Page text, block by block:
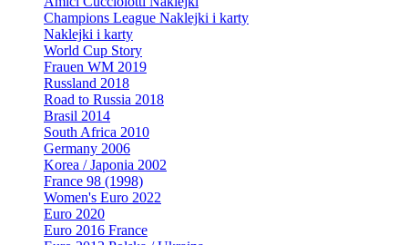
Champions League Naklejki i karty
Naklejki i karty
World Cup Story
Frauen WM 2019
Russland 2018
Road to Russia 2018
Brasil 2014
South Africa 2010
Germany 2006
Korea / Japonia 2002
France 98 (1998)
Women's Euro 2022
Euro 2020
Euro 2016 France